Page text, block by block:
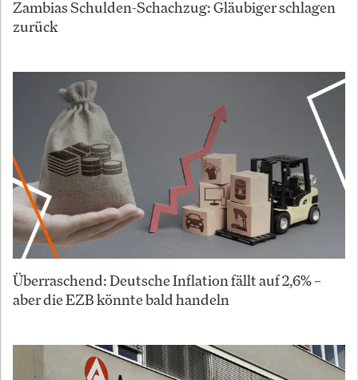
Zambias Schulden-Schachzug: Gläubiger schlagen
zurück
Überraschend: Deutsche Inflation fällt auf 2,6% –
aber die EZB könnte bald handeln